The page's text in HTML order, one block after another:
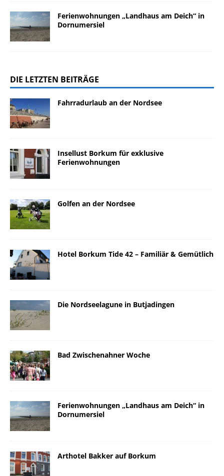
Ferienwohnungen „Landhaus am Deich“ in
Dornumersiel
DIE LETZTEN BEITRÄGE
Fahrradurlaub an der Nordsee
Insellust Borkum für exklusive
Ferienwohnungen
Golfen an der Nordsee
Hotel Borkum Tide 42 – Familiär & Gemütlich
Die Nordseelagune in Butjadingen
Bad Zwischenahner Woche
Ferienwohnungen „Landhaus am Deich“ in
Dornumersiel
Arthotel Bakker auf Borkum